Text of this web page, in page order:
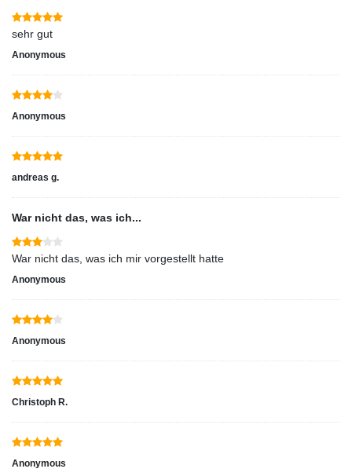
sehr gut
Anonymous
Anonymous
andreas g.
War nicht das, was ich...
War nicht das, was ich mir vorgestellt hatte
Anonymous
Anonymous
Christoph R.
Anonymous